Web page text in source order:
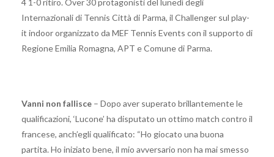
4 1-0 ritiro. Over 30 protagonisti del lunedì degli
Internazionali di Tennis Città di Parma, il Challenger sul play-
it indoor organizzato da MEF Tennis Events con il supporto di
Regione Emilia Romagna, APT e Comune di Parma.
Vanni non fallisce – Dopo aver superato brillantemente le
qualificazioni, ‘Lucone’ ha disputato un ottimo match contro il
francese, anch’egli qualificato: “Ho giocato una buona
partita. Ho iniziato bene, il mio avversario non ha mai smesso